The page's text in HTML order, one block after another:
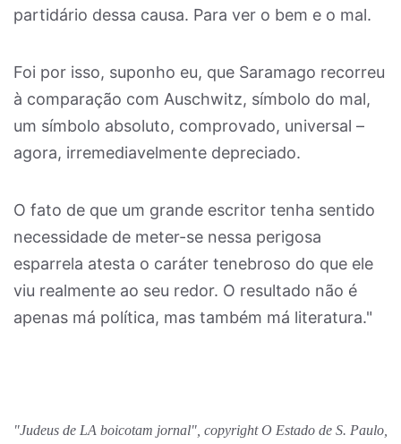
partidário dessa causa. Para ver o bem e o mal.
Foi por isso, suponho eu, que Saramago recorreu
à comparação com Auschwitz, símbolo do mal,
um símbolo absoluto, comprovado, universal –
agora, irremediavelmente depreciado.
O fato de que um grande escritor tenha sentido
necessidade de meter-se nessa perigosa
esparrela atesta o caráter tenebroso do que ele
viu realmente ao seu redor. O resultado não é
apenas má política, mas também má literatura."
"Judeus de LA boicotam jornal", copyrightO Estado de S. Paulo,